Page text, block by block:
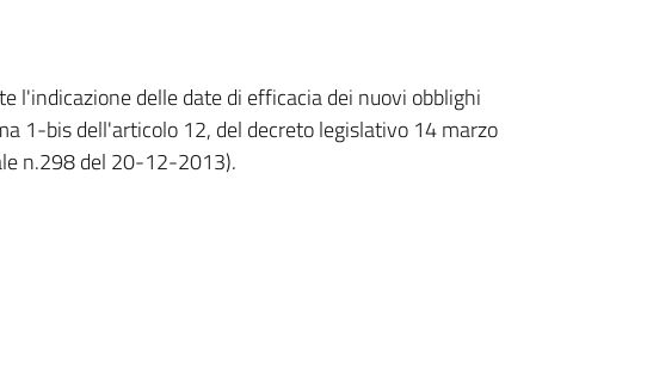
l'indicazione delle date di efficacia dei nuovi obblighi
1-bis dell'articolo 12, del decreto legislativo 14 marzo
n.298 del 20-12-2013).